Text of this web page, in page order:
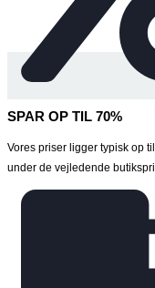
SPAR OP TIL 70%
Vores priser ligger typisk op
under de vejledende